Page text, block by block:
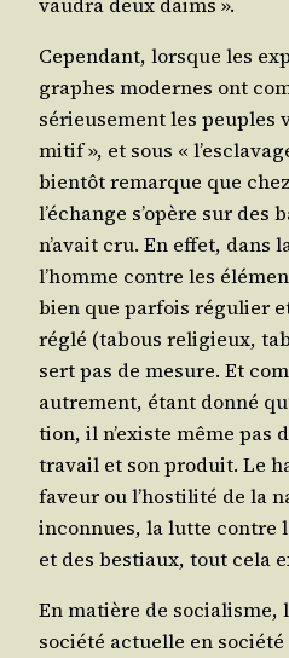
Cepen­dant, lorsque les
graphes modernes ont
sérieu­se­ment les peuples
mi­tif », et sous «
bien­tôt remarque que
l’échange s’opère sur des
n’avait cru. En effet, dans
l’homme contre les
bien que par­fois régu­lier
réglé (tabous reli­gieux,
sert pas de mesure. Et
autre­ment, étant don­né
tion, il n’existe même pas
tra­vail et son pro­duit. Le
faveur ou l’hostilité de la
incon­nues, la lutte contre
et des bes­tiaux, tout cela
En matière de socia­lisme,
socié­té actuelle en